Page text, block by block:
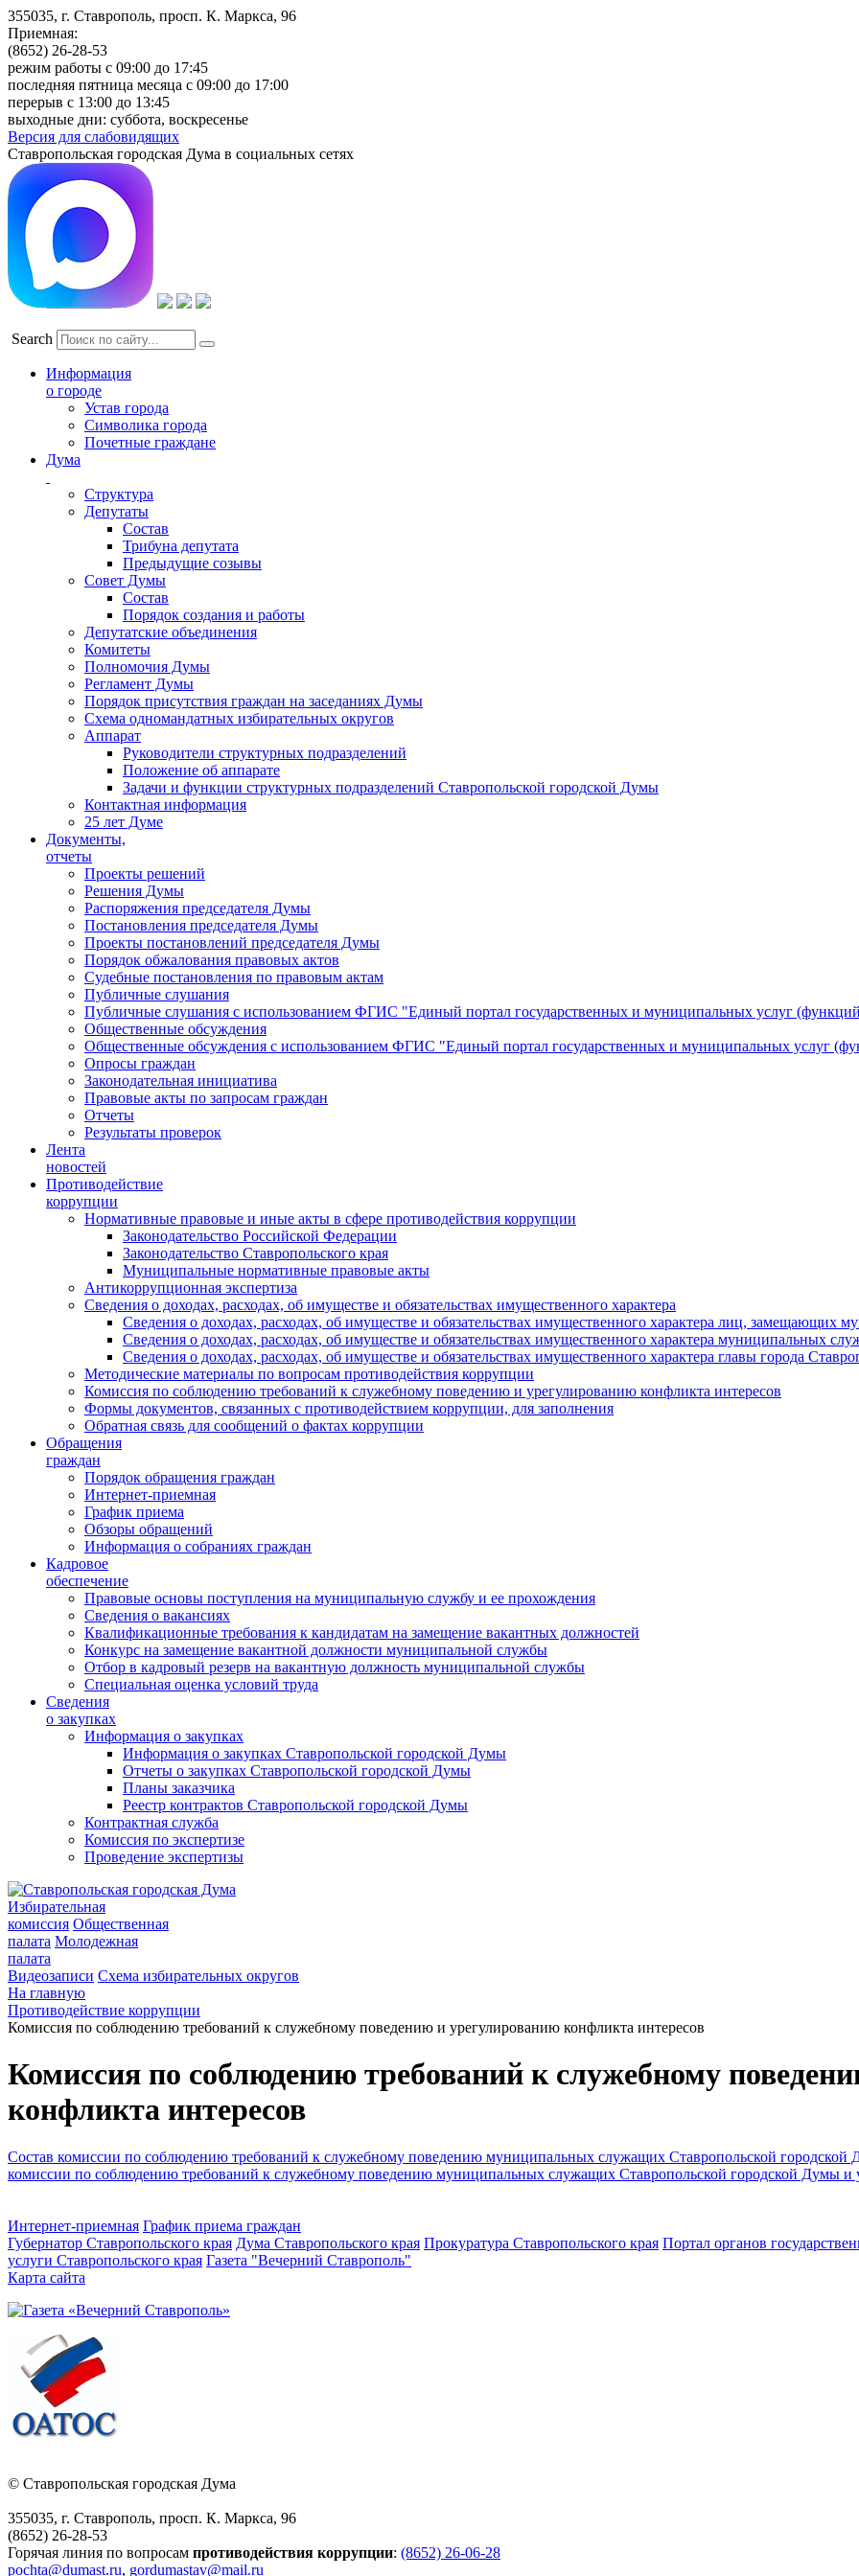
355035, г. Ставрополь, просп. К. Маркса, 96
Приемная:
(8652) 26-28-53
режим работы с 09:00 до 17:45
последняя пятница месяца с 09:00 до 17:00
перерыв с 13:00 до 13:45
выходные дни: суббота, воскресенье
Версия для слабовидящих
Ставропольская городская Дума в социальных сетях
Search
Информация
о городе
Устав города
Символика города
Почетные граждане
Дума
Структура
Депутаты
Состав
Трибуна депутата
Предыдущие созывы
Совет Думы
Состав
Порядок создания и работы
Депутатские объединения
Комитеты
Полномочия Думы
Регламент Думы
Порядок присутствия граждан на заседаниях Думы
Схема одномандатных избирательных округов
Аппарат
Руководители структурных подразделений
Положение об аппарате
Задачи и функции структурных подразделений Ставропольской городской Думы
Контактная информация
25 лет Думе
Документы,
отчеты
Проекты решений
Решения Думы
Распоряжения председателя Думы
Постановления председателя Думы
Проекты постановлений председателя Думы
Порядок обжалования правовых актов
Судебные постановления по правовым актам
Публичные слушания
Публичные слушания с использованием ФГИС "Единый портал государственных и муниципальных услуг
Общественные обсуждения
Общественные обсуждения с использованием ФГИС "Единый портал государственных и муниципальных услуг
Опросы граждан
Законодательная инициатива
Правовые акты по запросам граждан
Отчеты
Результаты проверок
Лента
новостей
Противодействие
коррупции
Нормативные правовые и иные акты в сфере противодействия коррупции
Законодательство Российской Федерации
Законодательство Ставропольского края
Муниципальные нормативные правовые акты
Антикоррупционная экспертиза
Сведения о доходах, расходах, об имуществе и обязательствах имущественного характера
Сведения о доходах, расходах, об имуществе и обязательствах имущественного характера лиц,
Сведения о доходах, расходах, об имуществе и обязательствах имущественного характера муниципальных
Сведения о доходах, расходах, об имуществе и обязательствах имущественного характера главы города
Методические материалы по вопросам противодействия коррупции
Комиссия по соблюдению требований к служебному поведению и урегулированию конфликта интересов
Формы документов, связанных с противодействием коррупции, для заполнения
Обратная связь для сообщений о фактах коррупции
Обращения
граждан
Порядок обращения граждан
Интернет-приемная
График приема
Обзоры обращений
Информация о собраниях граждан
Кадровое
обеспечение
Правовые основы поступления на муниципальную службу и ее прохождения
Сведения о вакансиях
Квалификационные требования к кандидатам на замещение вакантных должностей
Конкурс на замещение вакантной должности муниципальной службы
Отбор в кадровый резерв на вакантную должность муниципальной службы
Специальная оценка условий труда
Сведения
о закупках
Информация о закупках
Информация о закупках Ставропольской городской Думы
Отчеты о закупках Ставропольской городской Думы
Планы заказчика
Реестр контрактов Ставропольской городской Думы
Контрактная служба
Комиссия по экспертизе
Проведение экспертизы
Избирательная
комиссия Общественная
палата Молодежная
палата
Видеозаписи Схема избирательных округов
На главную
Противодействие коррупции
Комиссия по соблюдению требований к служебному поведению и урегулированию конфликта интересов
Комиссия по соблюдению требований к служебному
конфликта интересов
Состав комиссии по соблюдению требований к служебному поведению муниципальных служащих Ставропольской городской
комиссии по соблюдению требований к служебному поведению муниципальных служащих Ставропольской городской Думы и
Интернет-приемная График приема граждан
Губернатор Ставропольского края Дума Ставропольского края Прокуратура Ставропольского края Портал органов
услуги Ставропольского края Газета "Вечерний Ставрополь"
Карта сайта
© Ставропольская городская Дума
355035, г. Ставрополь, просп. К. Маркса, 96
(8652) 26-28-53
Горячая линия по вопросам противодействия коррупции: (8652) 26-06-28
pochta@dumast.ru, gordumastav@mail.ru